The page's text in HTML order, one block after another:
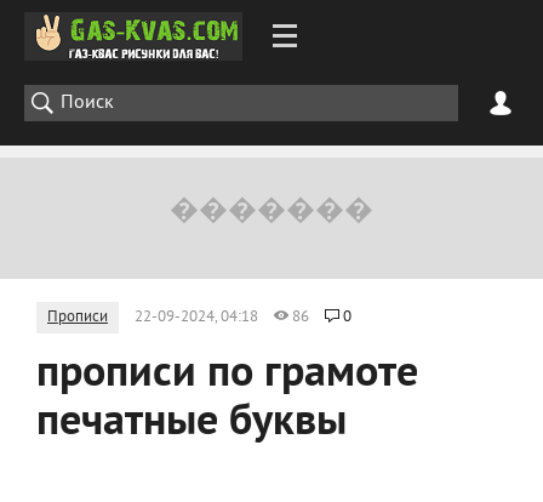
Прописи 22-09-2024, 04:18 86 0
прописи по грамоте
печатные буквы